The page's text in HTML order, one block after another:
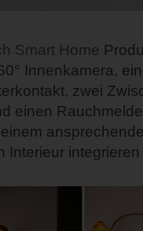
Smart Home
Innenkamera,
zwei
einen
Interieur